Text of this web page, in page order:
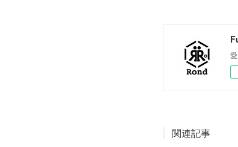
関連記事